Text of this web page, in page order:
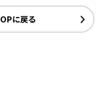
に戻る